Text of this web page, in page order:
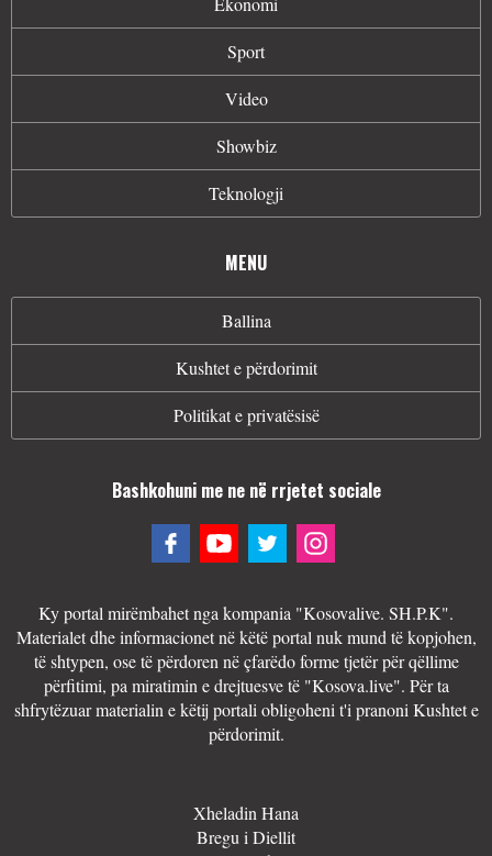
Sport
Video
Showbiz
Teknologji
MENU
Ballina
Kushtet e përdorimit
Politikat e privatësisë
Bashkohuni me ne në rrjetet sociale
Ky portal mirëmbahet nga kompania "Kosovalive. SH.P.K".
Materialet dhe informacionet në këtë portal nuk mund të kopjohen,
të shtypen, ose të përdoren në çfarëdo forme tjetër për qëllime
përfitimi, pa miratimin e drejtuesve të "Kosova.live". Për ta
shfrytëzuar materialin e këtij portali obligoheni t'i pranoni Kushtet e
përdorimit.
Xheladin Hana
Bregu i Diellit